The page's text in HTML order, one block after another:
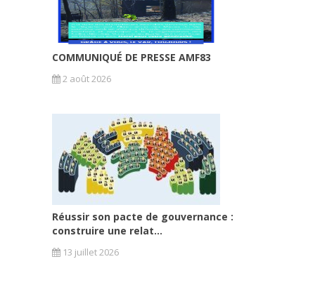
COMMUNIQUÉ DE PRESSE AMF83
2 août 2026
Réussir son pacte de gouvernance :
construire une relat...
13 juillet 2026